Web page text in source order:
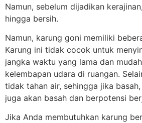
Namun, sebelum dijadikan
hingga bersih.
Namun, karung goni memiliki
Karung ini tidak cocok untuk
jangka waktu yang lama dan
kelembapan udara di ruangan.
tidak tahan air, sehingga jika
juga akan basah dan berpotensi
Jika Anda membutuhkan karung